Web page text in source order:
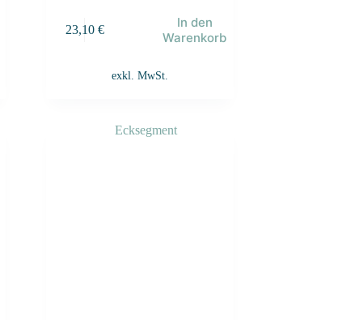
23,10 €
In den
Warenkorb
exkl. MwSt.